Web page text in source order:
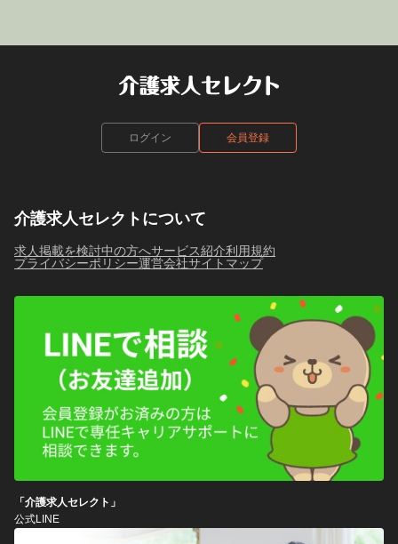
ログイン 会員登録
介護求人セレクトについて
求人掲載を検討中の方へサービス紹介利用規約
プライバシーポリシー運営会社サイトマップ
「介護求人セレクト」
公式LINE